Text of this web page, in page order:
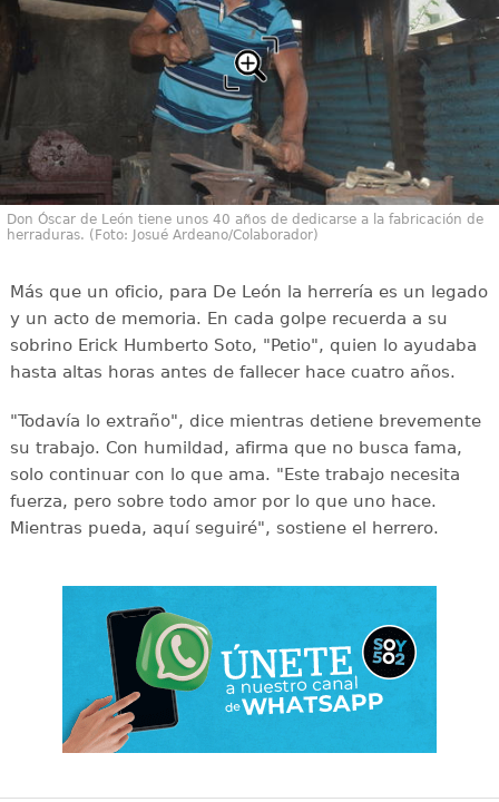
Don Óscar de León tiene unos 40 años de dedicarse a la fabricación de
herraduras. (Foto: Josué Ardeano/Colaborador)
Más que un oficio, para De León la herrería es un legado
y un acto de memoria. En cada golpe recuerda a su
sobrino Erick Humberto Soto, "Petio", quien lo ayudaba
hasta altas horas antes de fallecer hace cuatro años.
"Todavía lo extraño", dice mientras detiene brevemente
su trabajo. Con humildad, afirma que no busca fama,
solo continuar con lo que ama. "Este trabajo necesita
fuerza, pero sobre todo amor por lo que uno hace.
Mientras pueda, aquí seguiré", sostiene el herrero.